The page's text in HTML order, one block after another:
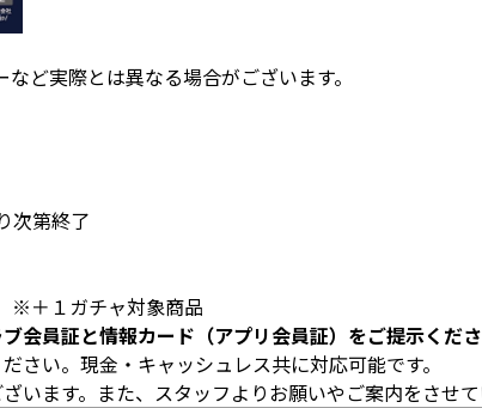
ど実際とは異なる場合がございます。
次第終了
※＋１ガチャ対象商品
会員証と情報カード（アプリ会員証）をご提示くださ
さい。現金・キャッシュレス共に対応可能です。
います。また、スタッフよりお願いやご案内をさせて